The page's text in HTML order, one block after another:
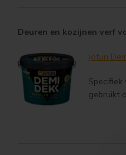
Deuren en kozijnen verf
Jotun
gebruikt